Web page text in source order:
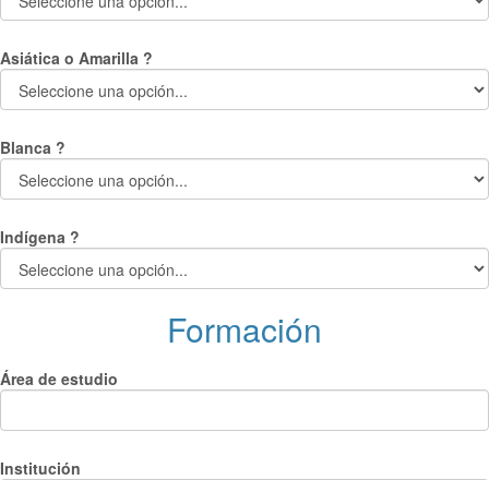
Asiática o Amarilla ?
Blanca ?
Indígena ?
Formación
Área de estudio
Institución